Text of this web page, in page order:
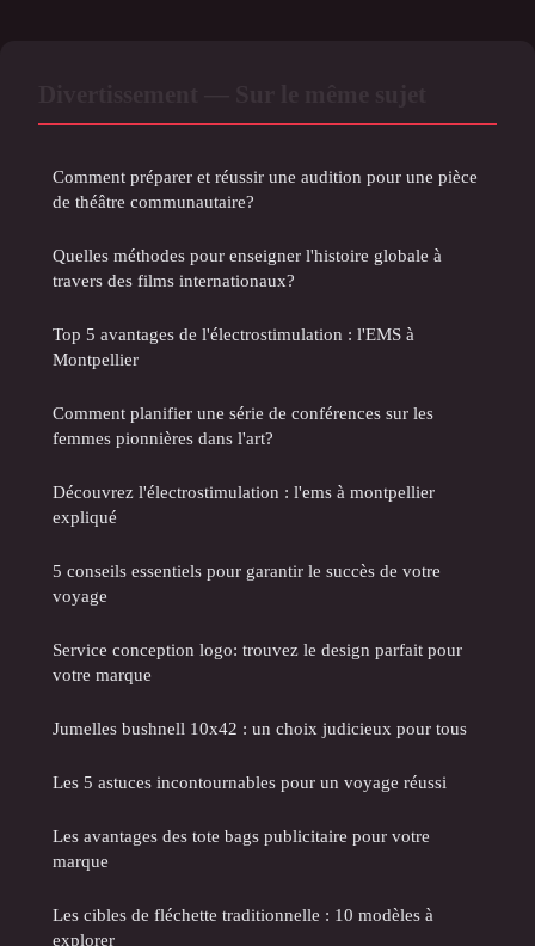
Comment préparer et réussir une audition pour une pièce
de théâtre communautaire?
Quelles méthodes pour enseigner l'histoire globale à
travers des films internationaux?
Top 5 avantages de l'électrostimulation : l'EMS à
Montpellier
Comment planifier une série de conférences sur les
femmes pionnières dans l'art?
Découvrez l'électrostimulation : l'ems à montpellier
expliqué
5 conseils essentiels pour garantir le succès de votre
voyage
Service conception logo: trouvez le design parfait pour
votre marque
Jumelles bushnell 10x42 : un choix judicieux pour tous
Les 5 astuces incontournables pour un voyage réussi
Les avantages des tote bags publicitaire pour votre
marque
Les cibles de fléchette traditionnelle : 10 modèles à
explorer